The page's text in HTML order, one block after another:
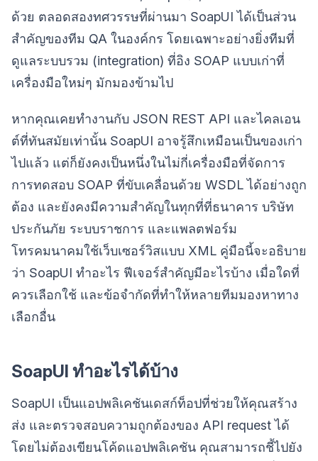
ด้วย ตลอดสองทศวรรษที่ผ่านมา SoapUI ได้เป็นส่วน
สำคัญของทีม QA ในองค์กร โดยเฉพาะอย่างยิ่งทีมที่
ดูแลระบบรวม (integration) ที่อิง SOAP แบบเก่าที่
เครื่องมือใหม่ๆ มักมองข้ามไป
หากคุณเคยทำงานกับ JSON REST API และไคลเอน
ต์ที่ทันสมัยเท่านั้น SoapUI อาจรู้สึกเหมือนเป็นของเก่า
ไปแล้ว แต่ก็ยังคงเป็นหนึ่งในไม่กี่เครื่องมือที่จัดการ
การทดสอบ SOAP ที่ขับเคลื่อนด้วย WSDL ได้อย่างถูก
ต้อง และยังคงมีความสำคัญในทุกที่ที่ธนาคาร บริษัท
ประกันภัย ระบบราชการ และแพลตฟอร์ม
โทรคมนาคมใช้เว็บเซอร์วิสแบบ XML คู่มือนี้จะอธิบาย
ว่า SoapUI ทำอะไร ฟีเจอร์สำคัญมีอะไรบ้าง เมื่อใดที่
ควรเลือกใช้ และข้อจำกัดที่ทำให้หลายทีมมองหาทาง
เลือกอื่น
SoapUI ทำอะไรได้บ้าง
SoapUI เป็นแอปพลิเคชันเดสก์ท็อปที่ช่วยให้คุณสร้าง
ส่ง และตรวจสอบความถูกต้องของ API request ได้
โดยไม่ต้องเขียนโค้ดแอปพลิเคชัน คุณสามารถชี้ไปยัง